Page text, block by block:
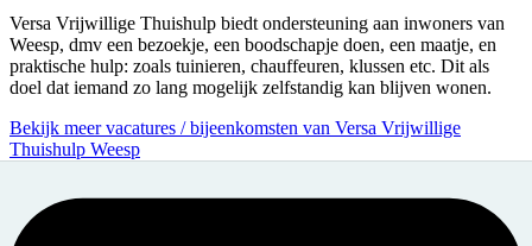
Versa Vrijwillige Thuishulp biedt ondersteuning aan inwoners van
Weesp, dmv een bezoekje, een boodschapje doen, een maatje, en
praktische hulp: zoals tuinieren, chauffeuren, klussen etc. Dit als
doel dat iemand zo lang mogelijk zelfstandig kan blijven wonen.
Bekijk meer vacatures / bijeenkomsten van Versa Vrijwillige
Thuishulp Weesp